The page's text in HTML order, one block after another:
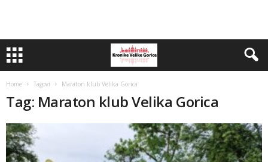
Home Tagovi Maraton klub Velika Gorica
Tag: Maraton klub Velika Gorica